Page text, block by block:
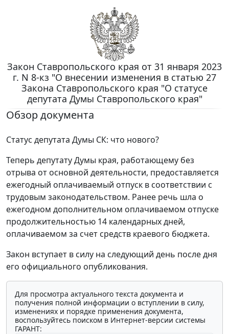
Закон Ставропольского края от 31 января 2023
г. N 8-кз "О внесении изменения в статью 27
Закона Ставропольского края "О статусе
депутата Думы Ставропольского края"
Обзор документа
Статус депутата Думы СК: что нового?
Теперь депутату Думы края, работающему без
отрыва от основной деятельности, предоставляется
ежегодный оплачиваемый отпуск в соответствии с
трудовым законодательством. Ранее речь шла о
ежегодном дополнительном оплачиваемом отпуске
продолжительностью 14 календарных дней,
оплачиваемом за счет средств краевого бюджета.
Закон вступает в силу на следующий день после дня
его официального опубликования.
Для просмотра актуального текста документа и
получения полной информации о вступлении в силу,
изменениях и порядке применения документа,
воспользуйтесь поиском в Интернет-версии системы
ГАРАНТ: